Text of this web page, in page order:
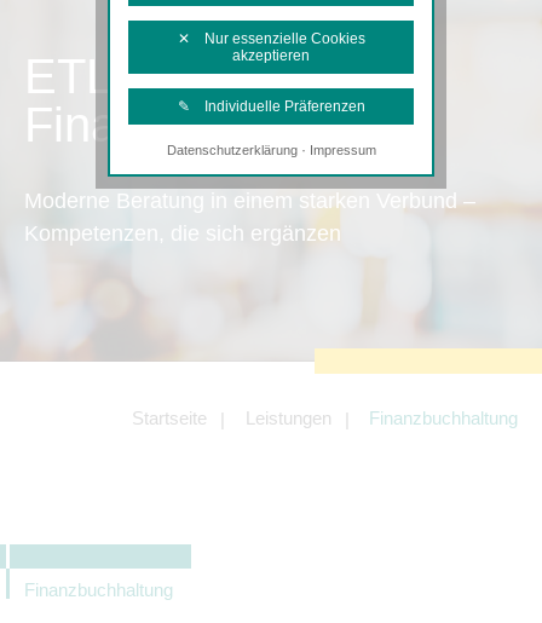
ETL
Finanzbuchhaltung
Moderne Beratung in einem starken Verbund –
Kompetenzen, die sich ergänzen
Startseite Leistungen Finanzbuchhaltung
Finanzbuchhaltung
✕ Nur essenzielle Cookies
akzeptieren
✎ Individuelle Präferenzen
Notwendige Cookies
Diese Cookies sind erforderlich, um die
grundlegende Funktionalität der Website
zu sichern.
Angebotes einschließlich der
Angeboten von z.B. Facebook und
LinkedIn.
können.
Datenschutzerklärung· Impressum